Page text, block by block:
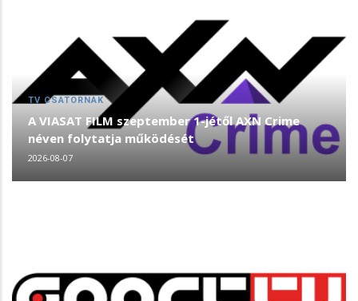
TV CSATORNÁK
A VIASAT FILM szeptember 1-jétől AXN Crime
néven folytatja működését
2026-08-07